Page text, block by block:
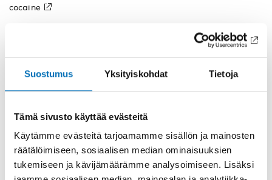
Suostumus Yksityiskohdat Tietoja
Tämä sivusto käyttää evästeitä
Käytämme evästeitä tarjoamamme sisällön ja mainosten
räätälöimiseen, sosiaalisen median ominaisuuksien
tukemiseen ja kävijämäärämme analysoimiseen. Lisäksi
cocaine
Ioana Pop & Jannis Dinkelacker:Unlocking the self: Can
Autti-Rämö, Hanna Kahila & Taisto Sarkola:
factors for injuries and poisoning requiring hospital care in
youth with prenatal substance exposure: A longitudinal
controlled cohort study
Arja Ruisniemi, Maritta Itäpuisto & Katja